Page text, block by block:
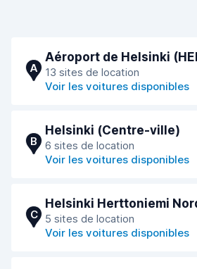
A
Aéroport de Helsinki
13 sites de location
Voir les voitures disponibles
B
Helsinki (Сentre-ville)
6 sites de location
Voir les voitures disponibles
C
Helsinki Herttoniemi
5 sites de location
Voir les voitures disponibles